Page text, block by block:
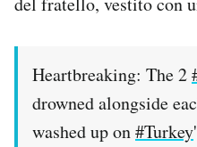
Heartbreaking: The 2
drowned alongside
washed up on#Turkey